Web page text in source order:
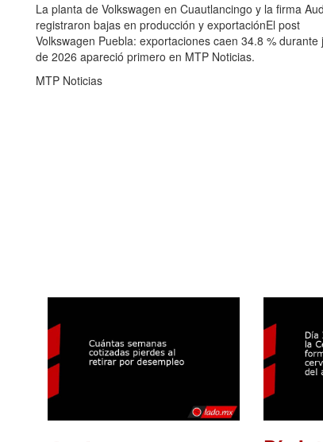
La planta de Volkswagen en Cuautlancingo y la firma
registraron bajas en producción y exportaciónEl post
Volkswagen Puebla: exportaciones caen 34.8 % durante
de 2026 apareció primero en MTP Noticias.
MTP Noticias